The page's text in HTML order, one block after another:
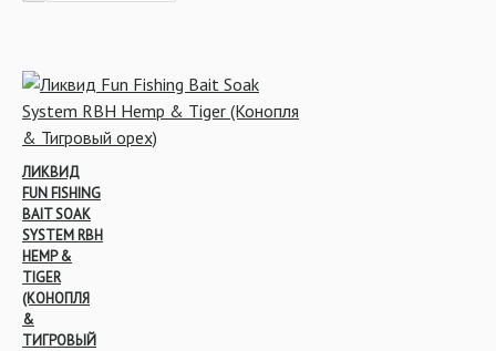
Красители
Ликвиды и
Аттрактанты
ЛИКВИД
FUN FISHING
BAIT SOAK
SYSTEM RBH
HEMP &
TIGER
(КОНОПЛЯ
&
ТИГРОВЫЙ